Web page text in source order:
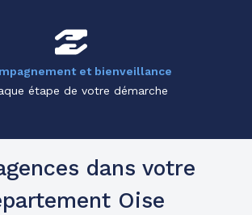
et bienveillance
étape de votre démarche
dans votre
Oise